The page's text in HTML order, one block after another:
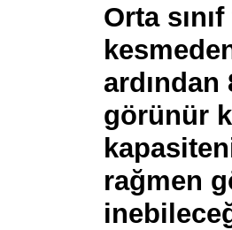
Orta
ardından
görünür
rağmen